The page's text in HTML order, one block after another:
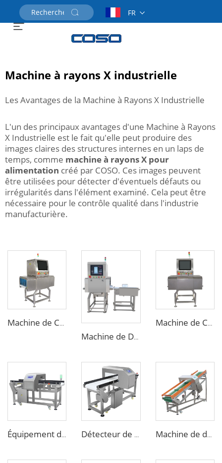
FR
Machine à rayons X industrielle
Les Avantages de la Machine à Rayons X Industrielle
L'un des principaux avantages d'une Machine à Rayons
X Industrielle est le fait qu'elle peut produire des
images claires des structures internes en un laps de
temps, comme machine à rayons X pour
alimentation créé par COSO. Ces images peuvent
être utilisées pour détecter d'éventuels défauts ou
irrégularités dans l'élément examiné. Cela peut être
nécessaire pour le contrôle qualité dans l'industrie
manufacturière.
Machine de Contrôle par Rayons X Numérique pour les Emballages Alimentaires, Sacs, Bouteilles et Pots
Machine de Détection par Rayons X Industrielle pour la Recherche d'Objets Étrangers dans les Aliments
Machine de Contrôle par Rayons X Industrielle en Tunnel pour Produits Alimentaires Emballés
Équipement de détection de détecteur de métaux pour l'industrie de transformation alimentaire Détecteur de métaux à écran tactile haute sensibilité pour l'industrie de l'emballage alimentaire Machine de détection de métaux inclinée personnalisée pour recyclage plastique